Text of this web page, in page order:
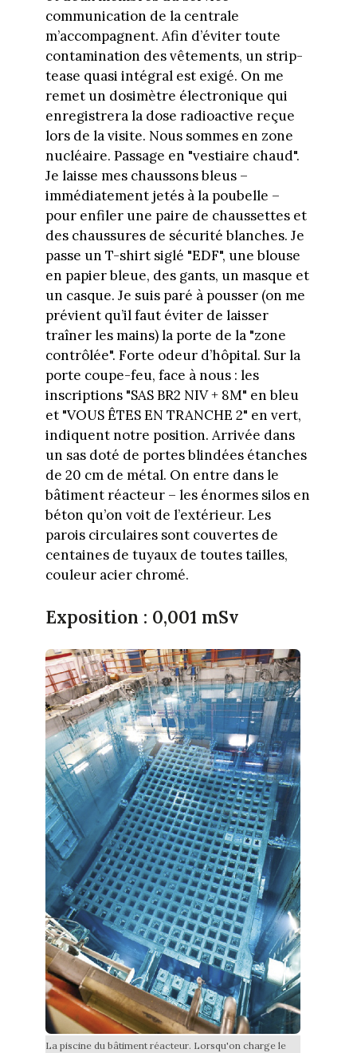
communication de la centrale
m’accompagnent. Afin d’éviter toute
contamination des vêtements, un strip-
tease quasi intégral est exigé. On me
remet un dosimètre électronique qui
enregistrera la dose radioactive reçue
lors de la visite. Nous sommes en zone
nucléaire. Passage en "vestiaire chaud".
Je laisse mes chaussons bleus –
immédiatement jetés à la poubelle –
pour enfiler une paire de chaussettes et
des chaussures de sécurité blanches. Je
passe un T-shirt siglé "EDF", une blouse
en papier bleue, des gants, un masque et
un casque. Je suis paré à pousser (on me
prévient qu’il faut éviter de laisser
traîner les mains) la porte de la "zone
contrôlée". Forte odeur d’hôpital. Sur la
porte coupe-feu, face à nous : les
inscriptions "SAS BR2 NIV + 8M" en bleu
et "VOUS ÊTES EN TRANCHE 2" en vert,
indiquent notre position. Arrivée dans
un sas doté de portes blindées étanches
de 20 cm de métal. On entre dans le
bâtiment réacteur – les énormes silos en
béton qu’on voit de l’extérieur. Les
parois circulaires sont couvertes de
centaines de tuyaux de toutes tailles,
couleur acier chromé.
Exposition : 0,001 mSv
La piscine du bâtiment réacteur. Lorsqu'on charge le